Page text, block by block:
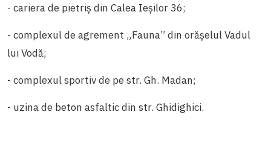
- cariera de pietriș din Calea Ieșilor 36;
- complexul de agrement „Fauna” din orășelul Vadul
lui Vodă;
- complexul sportiv de pe str. Gh. Madan;
- uzina de beton asfaltic din str. Ghidighici.